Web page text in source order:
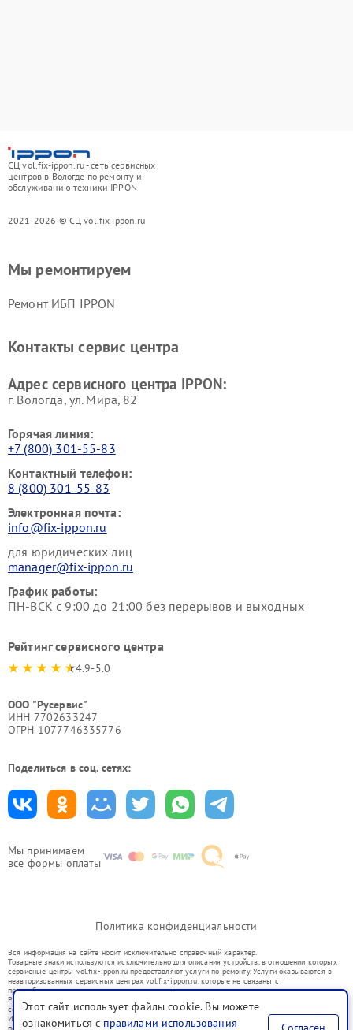
СЦ vol.fix-ippon.ru - сеть сервисных
центров в Вологде по ремонту и
обслуживанию техники IPPON
2021-2026 © СЦ vol.fix-ippon.ru
Мы принимаем
все формы оплаты
Мы ремонтируем
Ремонт ИБП IPPON
Контакты сервис центра
Адрес сервисного центра IPPON:
г. Вологда, ул. Мира, 82
Горячая линия:
+7 (800) 301-55-83
Контактный телефон:
8 (800) 301-55-83
Электронная почта:
info@fix-ippon.ru
для юридических лиц
manager@fix-ippon.ru
График работы:
ПН-ВСК с 9:00 до 21:00 без перерывов и выходных
Рейтинг сервисного центра
4.9-5.0
ООО "Русервис"
ИНН 7702633247
ОГРН 1077746335776
Поделиться в соц. сетях:
Политика конфиденциальности
Вся информация на сайте носит исключительно справочный характер.
Товарные знаки используются исключительно для описания устройств, в отношении которых
сервисные центры vol.fix-ippon.ru предоставляют услуги по ремонту. Услуги оказываются в
неавторизованных сервисных центрах vol.fix-ippon.ru, которые не связаны с
правообладателями товарных знаков или их официальными представителями.
Ремонт осуществляется для устройств, уже введенных в гражданский оборот в соответствии
со статьей 1487 ГК РФ.
Использование товарных знаков не преследует цели индивидуализации услуг или введения
Этот сайт использует файлы cookie. Вы можете
ознакомиться с правилами использования